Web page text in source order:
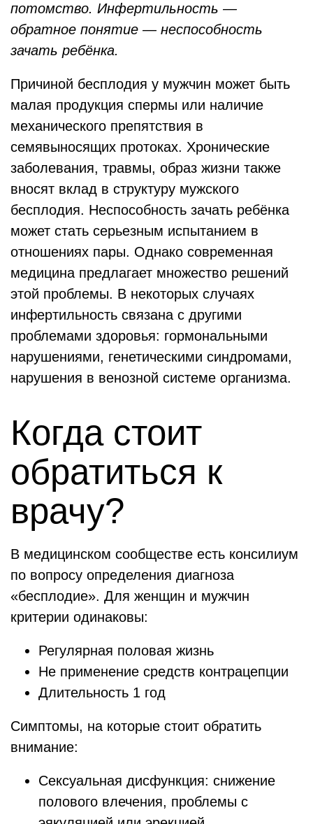
потомство. Инфертильность —
обратное понятие — неспособность
зачать ребёнка.
Причиной бесплодия у мужчин может быть
малая продукция спермы или наличие
механического препятствия в
семявыносящих протоках. Хронические
заболевания, травмы, образ жизни также
вносят вклад в структуру мужского
бесплодия. Неспособность зачать ребёнка
может стать серьезным испытанием в
отношениях пары. Однако современная
медицина предлагает множество решений
этой проблемы. В некоторых случаях
инфертильность связана с другими
проблемами здоровья: гормональными
нарушениями, генетическими синдромами,
нарушения в венозной системе организма.
Когда стоит
обратиться к
врачу?
В медицинском сообществе есть консилиум
по вопросу определения диагноза
«бесплодие». Для женщин и мужчин
критерии одинаковы:
Регулярная половая жизнь
Не применение средств контрацепции
Длительность 1 год
Симптомы, на которые стоит обратить
внимание:
Сексуальная дисфункция: снижение
полового влечения, проблемы с